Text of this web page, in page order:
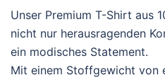
Unser Premium T-Shirt aus
nicht nur herausragenden
ein modisches Statement.
Mit einem Stoffgewicht von